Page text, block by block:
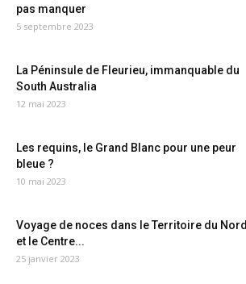
pas manquer
5 septembre 2023
La Péninsule de Fleurieu, immanquable du
South Australia
12 mai 2023
Les requins, le Grand Blanc pour une peur
bleue ?
10 mai 2023
Voyage de noces dans le Territoire du Nord
et le Centre...
25 janvier 2023